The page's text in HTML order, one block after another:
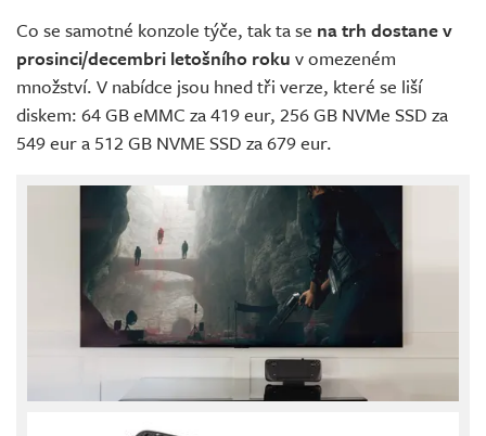
Co se samotné konzole týče, tak ta se na trh dostane v
prosinci/decembri letošního roku v omezeném
množství. V nabídce jsou hned tři verze, které se liší
diskem: 64 GB eMMC za 419 eur, 256 GB NVMe SSD za
549 eur a 512 GB NVME SSD za 679 eur.